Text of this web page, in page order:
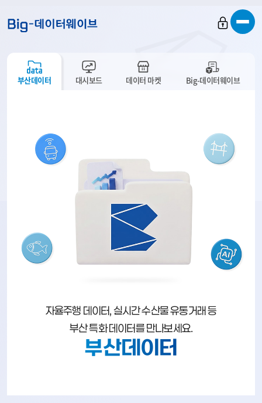
부산데이터 대시보드 데이터 마켓 Big-데이터웨이브
자율주행 데이터, 실시간 수산물 유통거래 등
부산 특화 데이터를 만나보세요.
부산데이터